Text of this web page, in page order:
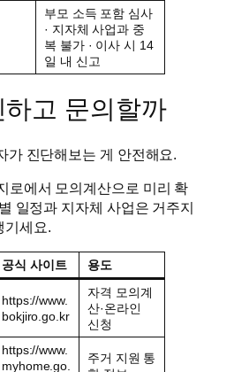
부모 소득 포함 심사
· 지자체 사업과 중
복 불가 · 이사 시 14
일 내 신고
고 문의할까
가 진단해보는 게 안전해요.
로에서 모의계산으로 미리 확
일정과 지자체 사업은 거주지
기세요.
공식 사이트 용도
https://www.
bokjiro.go.kr
자격 모의계
산·온라인
신청
https://www.
myhome.go.
주거 지원 통